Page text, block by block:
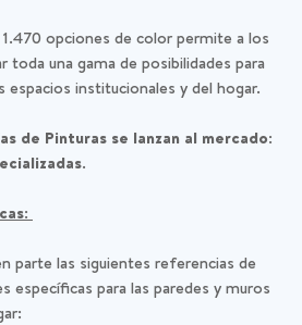
opciones de color permite a los
una gama de posibilidades para
espacios institucionales y del hogar.
de Pinturas se lanzan al mercado:
.
parte las siguientes referencias de
específicas para las paredes y muros